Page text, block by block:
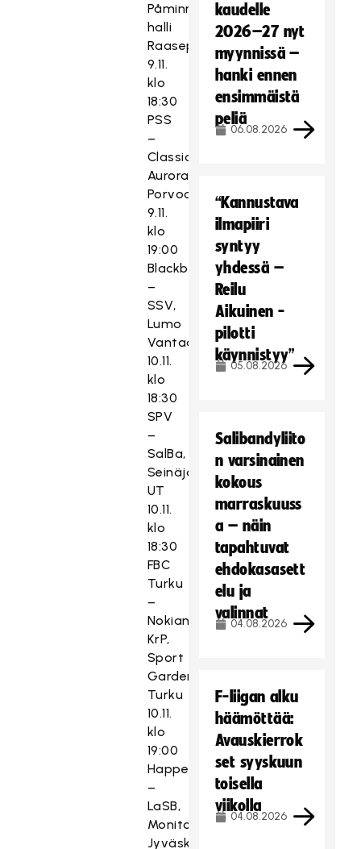
Påminne-
halli
Raasepori
9.11.
klo
18:30
PSS
–
Classic,
Aurora
Porvoo
9.11.
klo
19:00
Blackbirds
–
SSV,
Lumo
Vantaa
10.11.
klo
18:30
SPV
–
SalBa,
Seinäjoen
UT
10.11.
klo
18:30
FBC
Turku
–
Nokian
KrP,
Sport
Garden
Turku
10.11.
klo
19:00
Happee
–
LaSB,
Monitoimitalo
Jyväskylä
kaudelle
2026–27 nyt
myynnissä –
hanki ennen
ensimmäistä
peliä
06.08.2026
“Kannustava
ilmapiiri
syntyy
yhdessä –
Reilu
Aikuinen -
pilotti
käynnistyy”
05.08.2026
Salibandyliito
n varsinainen
kokous
marraskuuss
a – näin
tapahtuvat
ehdokasasett
elu ja
valinnat
04.08.2026
F-liigan alku
häämöttää:
Avauskierrok
set syyskuun
toisella
viikolla
04.08.2026